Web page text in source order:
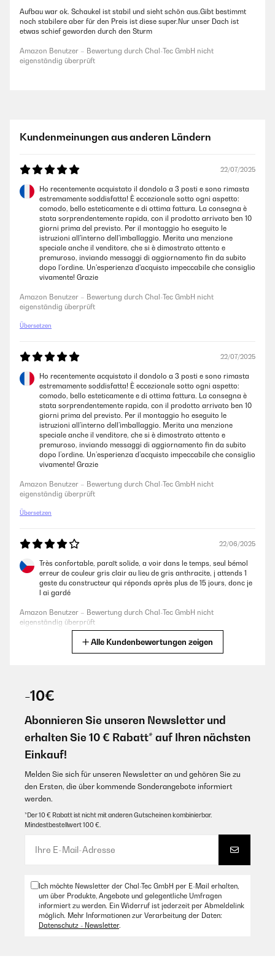
Aufbau war ok. Schaukel ist stabil und sieht schön aus.Gibt bestimmt
noch stabilere aber für den Preis ist diese super.Nur unser Dach ist
etwas schief geworden durch den Sturm
Amazon Benutzer – Bewertung durch Chal-Tec GmbH nicht
eigenständig überprüft
Kundenmeinungen aus anderen Ländern
22/07/2025
Ho recentemente acquistato il dondolo a 3 posti e sono rimasta
estremamente soddisfatta! È eccezionale sotto ogni aspetto:
comodo, bello esteticamente e di ottima fattura. La consegna è
stata sorprendentemente rapida, con il prodotto arrivato ben 10
giorni prima del previsto. Per il montaggio ho eseguito le
istruzioni all'interno dell'imballaggio. Merita una menzione
speciale anche il venditore, che si è dimostrato attento e
premuroso, inviando messaggi di aggiornamento fin da subito
dopo l'ordine. Un'esperienza d'acquisto impeccabile che consiglio
vivamente! Grazie
Amazon Benutzer – Bewertung durch Chal-Tec GmbH nicht
eigenständig überprüft
Übersetzen
22/07/2025
Ho recentemente acquistato il dondolo a 3 posti e sono rimasta
estremamente soddisfatta! È eccezionale sotto ogni aspetto:
comodo, bello esteticamente e di ottima fattura. La consegna è
stata sorprendentemente rapida, con il prodotto arrivato ben 10
giorni prima del previsto. Per il montaggio ho eseguito le
istruzioni all’interno dell’imballaggio. Merita una menzione
speciale anche il venditore, che si è dimostrato attento e
premuroso, inviando messaggi di aggiornamento fin da subito
dopo l’ordine. Un’esperienza d’acquisto impeccabile che consiglio
vivamente! Grazie
Amazon Benutzer – Bewertung durch Chal-Tec GmbH nicht
eigenständig überprüft
Übersetzen
22/06/2025
Très confortable, paraît solide, a voir dans le temps, seul bémol
erreur de couleur gris clair au lieu de gris anthracite, j attends 1
geste du constructeur qui réponds après plus de 15 jours, donc je
l ai gardé
Amazon Benutzer – Bewertung durch Chal-Tec GmbH nicht
eigenständig überprüft
Super contente, j’adore.Facile à monter.Très agréable à utiliser.Je
profite bien de mon jardin.
Amazon Benutzer – Bewertung durch Chal-Tec GmbH nicht
eigenständig überprüft
Übersetzen
Alle Kundenbewertungen zeigen
-10€
Abonnieren Sie unseren Newsletter und
erhalten Sie 10 € Rabatt* auf Ihren nächsten
Einkauf!
Melden Sie sich für unseren Newsletter an und gehören Sie zu
den Ersten, die über kommende Sonderangebote informiert
werden.
*Der 10 € Rabatt ist nicht mit anderen Gutscheinen kombinierbar.
Mindestbestellwert 100 €.
Ich möchte Newsletter der Chal-Tec GmbH per E-Mail erhalten,
um über Produkte, Angebote und gelegentliche Umfragen
informiert zu werden. Ein Widerruf ist jederzeit per Abmeldelink
möglich. Mehr Informationen zur Verarbeitung der Daten:
Datenschutz - Newsletter.